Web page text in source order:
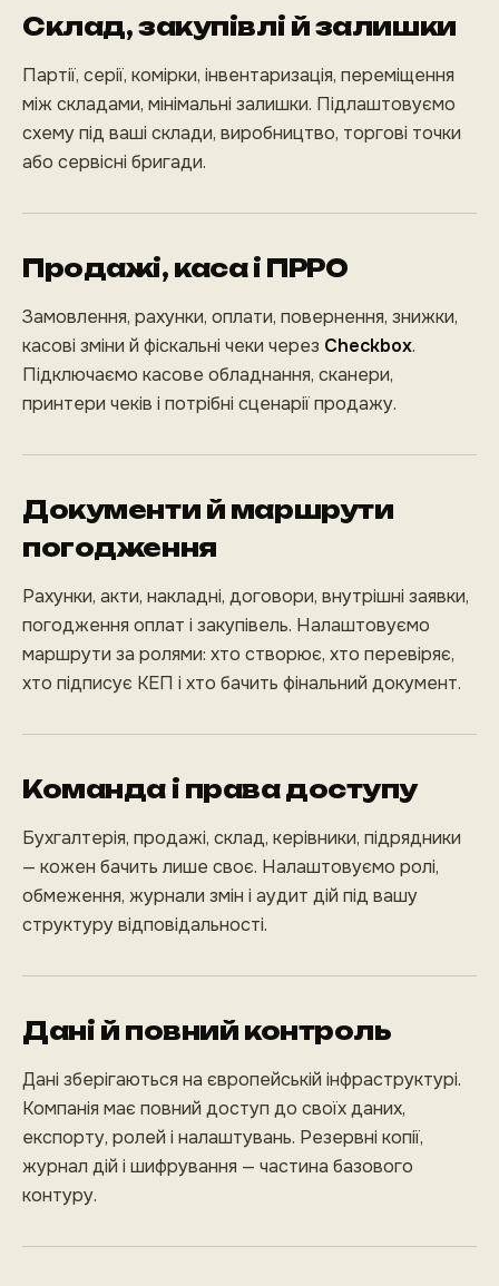
Склад, закупівлі й залишки
Партії, серії, комірки, інвентаризація, переміщення
між складами, мінімальні залишки. Підлаштовуємо
схему під ваші склади, виробництво, торгові точки
або сервісні бригади.
Продажі, каса і ПРРО
Замовлення, рахунки, оплати, повернення, знижки,
касові зміни й фіскальні чеки через Checkbox.
Підключаємо касове обладнання, сканери,
принтери чеків і потрібні сценарії продажу.
Документи й маршрути
погодження
Рахунки, акти, накладні, договори, внутрішні заявки,
погодження оплат і закупівель. Налаштовуємо
маршрути за ролями: хто створює, хто перевіряє,
хто підписує КЕП і хто бачить фінальний документ.
Команда і права доступу
Бухгалтерія, продажі, склад, керівники, підрядники
— кожен бачить лише своє. Налаштовуємо ролі,
обмеження, журнали змін і аудит дій під вашу
структуру відповідальності.
Дані й повний контроль
Дані зберігаються на європейській інфраструктурі.
Компанія має повний доступ до своїх даних,
експорту, ролей і налаштувань. Резервні копії,
журнал дій і шифрування — частина базового
контуру.